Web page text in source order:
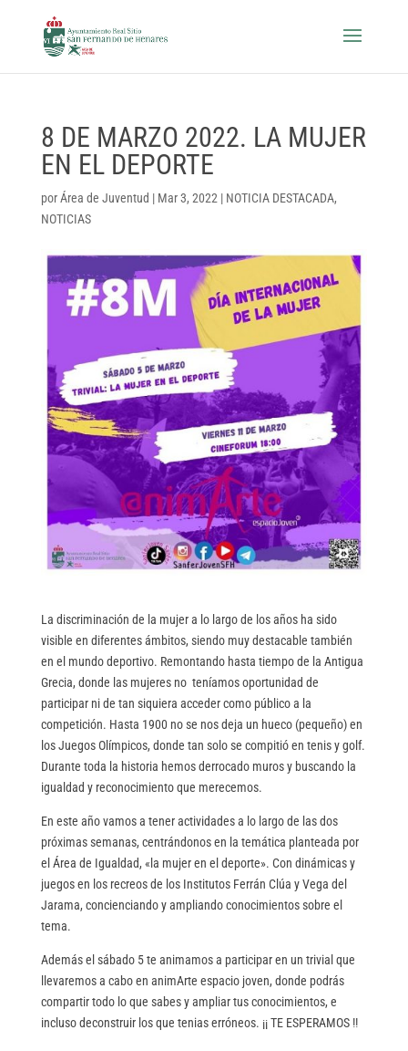
8 DE MARZO 2022. LA MUJER
EN EL DEPORTE
porÁrea de Juventud | Mar 3, 2022 | NOTICIA DESTACADA,
NOTICIAS
La discriminación de la mujer a lo largo de los años ha sido
visible en diferentes ámbitos, siendo muy destacable también
en el mundo deportivo. Remontando hasta tiempo de la Antigua
Grecia, donde las mujeres no teníamos oportunidad de
participar ni de tan siquiera acceder como público a la
competición. Hasta 1900 no se nos deja un hueco (pequeño) en
los Juegos Olímpicos, donde tan solo se compitió en tenis y golf.
Durante toda la historia hemos derrocado muros y buscando la
igualdad y reconocimiento que merecemos.
En este año vamos a tener actividades a lo largo de las dos
próximas semanas, centrándonos en la temática planteada por
el Área de Igualdad, «la mujer en el deporte». Con dinámicas y
juegos en los recreos de los Institutos Ferrán Clúa y Vega del
Jarama, concienciando y ampliando conocimientos sobre el
tema.
Además el sábado 5 te animamos a participar en un trivial que
llevaremos a cabo en animArte espacio joven, donde podrás
compartir todo lo que sabes y ampliar tus conocimientos, e
incluso deconstruir los que tenias erróneos. ¡¡ TE ESPERAMOS !!